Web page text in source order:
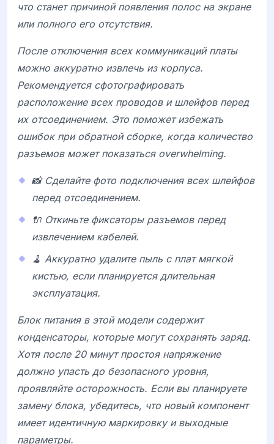
что станет причиной появления полос на экране
или полного его отсутствия.
После отключения всех коммуникаций платы
можно аккуратно извлечь из корпуса.
Рекомендуется сфотографировать
расположение всех проводов и шлейфов перед
их отсоединением. Это поможет избежать
ошибок при обратной сборке, когда количество
разъемов может показаться overwhelming.
📸 Сделайте фото подключения всех шлейфов
перед отсоединением.
🔌 Откиньте фиксаторы разъемов перед
извлечением кабелей.
🧹 Аккуратно удалите пыль с плат мягкой
кистью, если планируется длительная
эксплуатация.
Блок питания в этой модели содержит
конденсаторы, которые могут сохранять заряд.
Хотя после 20 минут простоя напряжение
должно упасть до безопасного уровня,
проявляйте осторожность. Если вы планируете
замену блока, убедитесь, что новый компонент
имеет идентичную маркировку и выходные
параметры.